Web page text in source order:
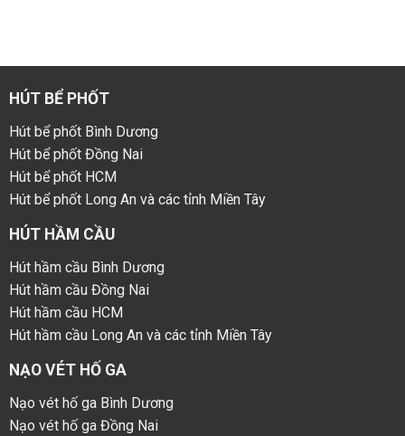
HÚT BỂ PHỐT
Hút bể phốt Bình Dương
Hút bể phốt Đồng Nai
Hút bể phốt HCM
Hút bể phốt Long An và các tỉnh Miền Tây
HÚT HẦM CẦU
Hút hầm cầu Bình Dương
Hút hầm cầu Đồng Nai
Hút hầm cầu HCM
Hút hầm cầu Long An và các tỉnh Miền Tây
NẠO VÉT HỐ GA
Nạo vét hố ga Bình Dương
Nạo vét hố ga Đồng Nai